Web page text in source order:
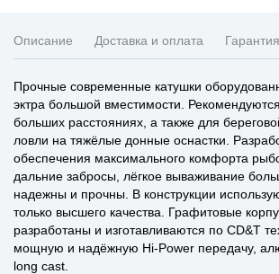
Описание Доставка и оплата Гарантия
Прочные современные катушки
эктра большой вместимости.
больших расстояниях, а также для
ловли на тяжёлые донные оснастки.
обеспечения максимального комфорта
дальние забросы, лёгкое вываживание
надежны и прочны. В конструкции
только высшего качества. Графитовые
разработаны и изготавливаются по CD&T
мощную и надёжную Hi-Power передачу,
long cast.